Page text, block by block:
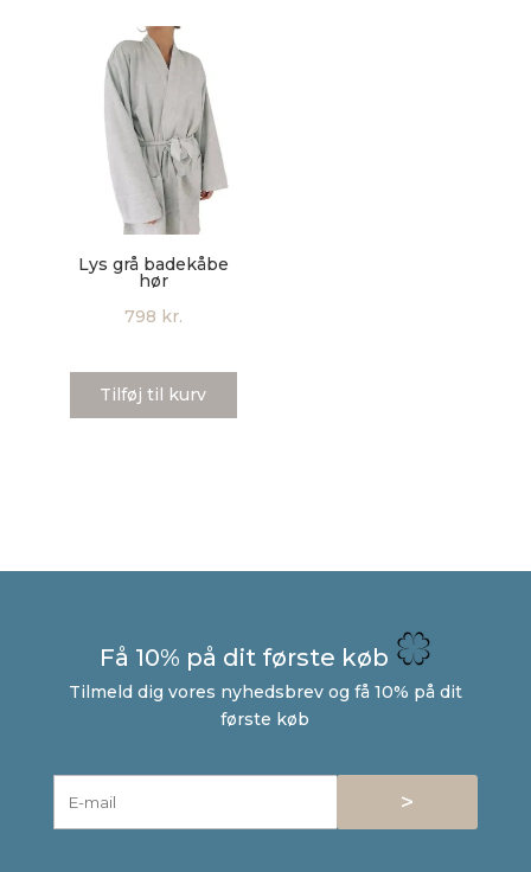
Lys grå badekåbe
hør
798 kr.
Tilføj til kurv
Få 10% på dit første køb
Tilmeld dig vores nyhedsbrev og få 10% på dit
første køb
>